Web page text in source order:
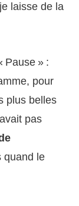
laisse de la
Pause » :
pour
plus belles
pas
quand le